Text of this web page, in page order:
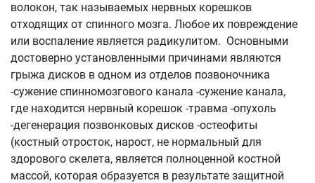
волокон, так называемых нервных корешков
отходящих от спинного мозга. Любое их повреждение
или воспаление является радикулитом. Основными
достоверно установленными причинами являются
грыжа дисков в одном из отделов позвоночника
-сужение спинномозгового канала -сужение канала,
где находится нервный корешок -травма -опухоль
-дегенерация позвонковых дисков -остеофиты
(костный отросток, нарост, не нормальный для
здорового скелета, является полноценной костной
массой, которая образуется в результате защитной